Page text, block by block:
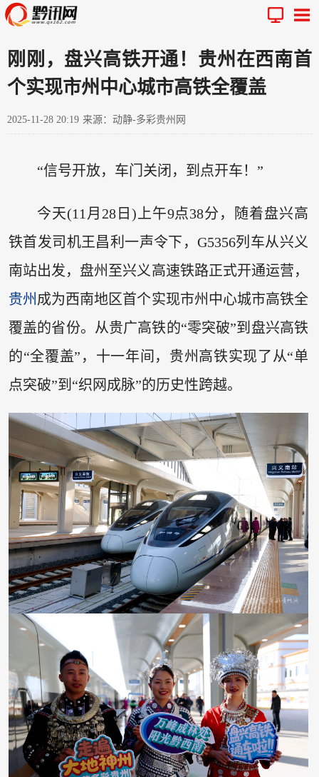
刚刚，盘兴高铁开通！贵州在西南首
个实现市州中心城市高铁全覆盖
2025-11-28 20:19 来源：动静-多彩贵州网
“信号开放，车门关闭，到点开车！”
今天(11月28日)上午9点38分，随着盘兴高
铁首发司机王昌利一声令下，G5356列车从兴义
南站出发，盘州至兴义高速铁路正式开通运营，
贵州 成为西南地区首个实现市州中心城市高铁全
覆盖的省份。从贵广高铁的“零突破”到盘兴高铁
的“全覆盖”，十一年间，贵州高铁实现了从“单
点突破”到“织网成脉”的历史性跨越。